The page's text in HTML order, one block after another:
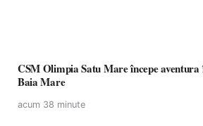
CSM Olimpia Satu Mare începe aventura în Cupa României la
Baia Mare
acum 38 minute